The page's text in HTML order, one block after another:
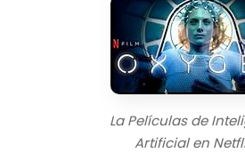
La Películas de
Artificial en